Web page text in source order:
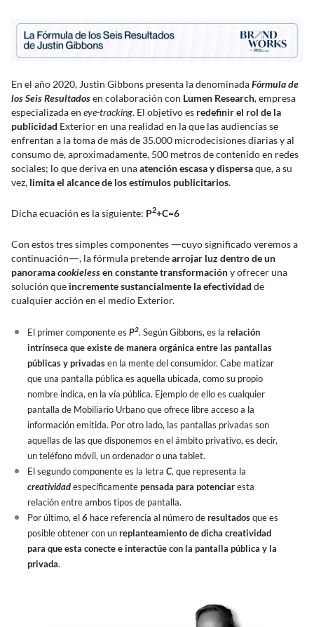
En el año 2020, Justin Gibbons presenta la denominadaFórmula de
los Seis Resultadosen colaboración con Lumen Research, empresa
especializada en eye-tracking. El objetivo es redefinir el rol de la
publicidad Exterior en una realidad en la que las audiencias se
enfrentan a la toma de más de 35.000 microdecisiones diarias y al
consumo de, aproximadamente, 500 metros de contenido en redes
sociales; lo que deriva en unaatención escasa y dispersaque, a su
vez, limita el alcance de los estímulos publicitarios.
Dicha ecuación es la siguiente: P2+C=6
Con estos tres simples componentes—cuyo significado veremos a
continuación—, la fórmula pretendearrojar luz dentro de un
panoramacookielessen constante transformacióny ofrecer una
solución que incremente sustancialmente la efectividad de
cualquier acción en el medio Exterior.
El primer componente es P2. Según Gibbons, es la relación
intrínseca que existe de manera orgánica entre las pantallas
públicas y privadasen la mente del consumidor. Cabe matizar
que una pantalla pública es aquella ubicada, como su propio
nombre indica, en la vía pública. Ejemplo de ello es cualquier
pantalla de Mobiliario Urbano que ofrece libre acceso a la
información emitida. Por otro lado, las pantallas privadas son
aquellas de las que disponemos en el ámbito privativo, es decir,
un teléfono móvil, un ordenador o una tablet.
El segundo componente es la letra C, que representa la
creatividadespecíficamentepensada para potenciaresta
relación entre ambos tipos de pantalla.
Por último, el6 hace referencia al número deresultadosque es
posible obtener con unreplanteamiento de dicha creatividad
para que esta conecte e interactúe con la pantalla pública y la
privada.